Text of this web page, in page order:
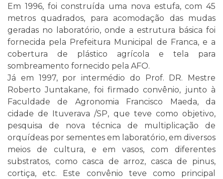
Em 1996, foi construída uma nova estufa, com 45
metros quadrados, para acomodação das mudas
geradas no laboratório, onde a estrutura básica foi
fornecida pela Prefeitura Municipal de Franca, e a
cobertura de plástico agrícola e tela para
sombreamento fornecido pela AFO.
Já em 1997, por intermédio do Prof. DR. Mestre
Roberto Juntakane, foi firmado convênio, junto à
Faculdade de Agronomia Francisco Maeda, da
cidade de Ituverava /SP, que teve como objetivo,
pesquisa de nova técnica de multiplicação de
orquídeas por sementes em laboratório, em diversos
meios de cultura, e em vasos, com diferentes
substratos, como casca de arroz, casca de pinus,
cortiça, etc. Este convênio teve como principal